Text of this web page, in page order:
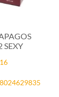
SEXY